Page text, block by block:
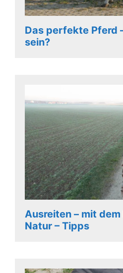
Das perfekte Pferd
sein?
Ausreiten – mit
Natur – Tipps